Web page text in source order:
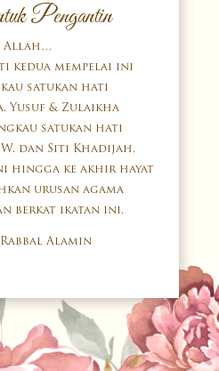
Pengantin
Allah…
kedua mempelai ini
satukan hati
Yusuf & Zulaikha
satukan hati
dan Siti Khadijah,
hingga ke akhir hayat
urusan agama
berkat ikatan ini.
Alamin